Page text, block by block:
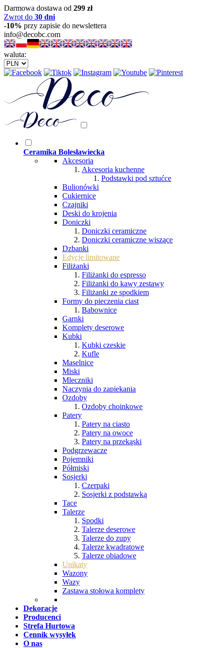
Darmowa dostawa od 299 zł
Zwrot do 30 dni
-10% przy zapisie do newslettera
info@decobc.com
waluta:
Ceramika Bolesławiecka
Akcesoria
Akcesoria kuchenne
Podstawki pod sztućce
Bulionówki
Cukiernice
Czajniki
Deski do krojenia
Doniczki
Doniczki ceramiczne
Doniczki ceramiczne wiszące
Dzbanki
Edycje limitowane
Filiżanki
Filiżanki do espresso
Filiżanki do kawy zestawy
Filiżanki ze spodkiem
Formy do pieczenia ciast
Babownice
Garnki
Komplety deserowe
Kubki
Kubki czeskie
Kufle
Maselnice
Miski
Mleczniki
Naczynia do zapiekania
Ozdoby
Ozdoby choinkowe
Patery
Patery na ciasto
Patery na owoce
Patery na przekąski
Podgrzewacze
Pojemniki
Półmiski
Sosjerki
Czerpaki
Sosjerki z podstawką
Tace
Talerze
Spodki
Talerze deserowe
Talerze do zupy
Talerze kwadratowe
Talerze obiadowe
Unikaty
Wazony
Wazy
Zastawa stołowa komplety
Dekoracje
Producenci
Strefa Hurtowa
Cennik wysyłek
O nas